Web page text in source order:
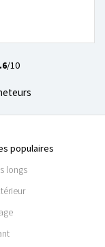
/10
populaires
longs